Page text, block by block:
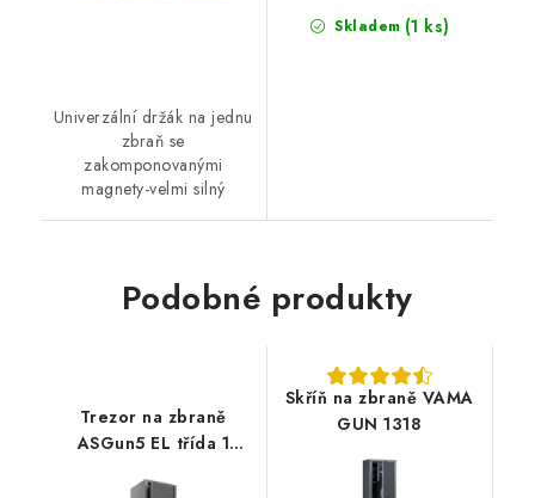
Univerzální držák na jednu
zbraň se
zakomponovanými
magnety-velmi silný
Skladem (1 ks)
Podobné produkty
Trezor na zbraně
ASGun5 EL třída 1
Skříň na zbraně VAMA
GUN 1318